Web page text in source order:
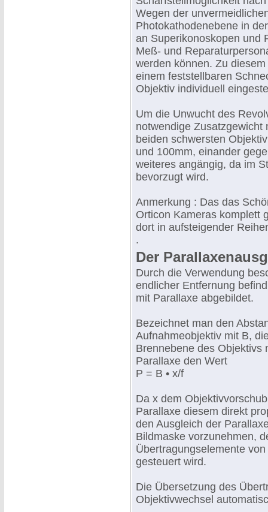
Wegen der
Photokathodenebene in
an Superikonoskopen und
Meß- und
werden können. Zu
einem feststellbaren
Objektiv individuell
Um die Unwucht des
notwendige Zusatzgewicht
beiden schwersten
und 100mm, einander
weiteres angängig, da im
bevorzugt wird.
Anmerkung : Das das
Orticon Kameras komplett
dort in aufsteigender
.
Der
Durch die Verwendung
endlicher Entfernung
mit Parallaxe abgebildet.
Bezeichnet man den
Aufnahmeobjektiv mit B,
Brennebene des Objektivs
Parallaxe den Wert
P = B • x/f
Da x dem
Parallaxe diesem direkt
den Ausgleich der
Bildmaske vorzunehmen,
Übertragungselemente
gesteuert wird.
Die Übersetzung des
Objektivwechsel